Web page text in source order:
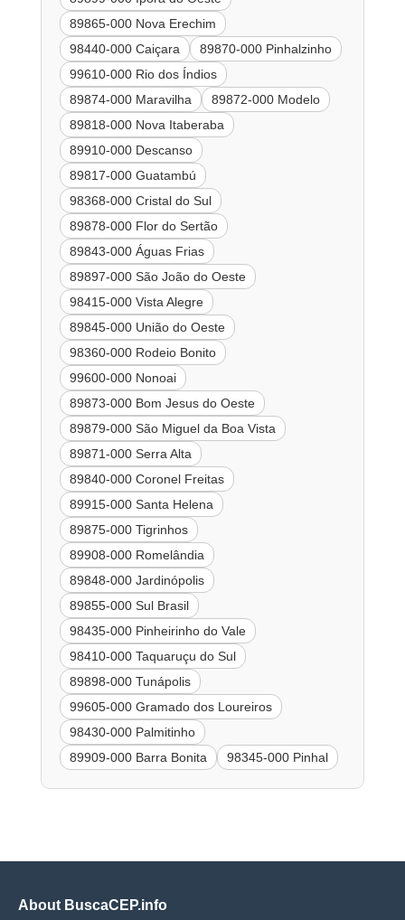
89865-000 Nova Erechim
98440-000 Caiçara
89870-000 Pinhalzinho
99610-000 Rio dos Índios
89874-000 Maravilha
89872-000 Modelo
89818-000 Nova Itaberaba
89910-000 Descanso
89817-000 Guatambú
98368-000 Cristal do Sul
89878-000 Flor do Sertão
89843-000 Águas Frias
89897-000 São João do Oeste
98415-000 Vista Alegre
89845-000 União do Oeste
98360-000 Rodeio Bonito
99600-000 Nonoai
89873-000 Bom Jesus do Oeste
89879-000 São Miguel da Boa Vista
89871-000 Serra Alta
89840-000 Coronel Freitas
89915-000 Santa Helena
89875-000 Tigrinhos
89908-000 Romelândia
89848-000 Jardinópolis
89855-000 Sul Brasil
98435-000 Pinheirinho do Vale
98410-000 Taquaruçu do Sul
89898-000 Tunápolis
99605-000 Gramado dos Loureiros
98430-000 Palmitinho
89909-000 Barra Bonita
98345-000 Pinhal
About BuscaCEP.info